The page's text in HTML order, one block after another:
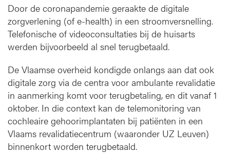
Door de coronapandemie geraakte de digitale
zorgverlening (of e-health) in een stroomversnelling.
Telefonische of videoconsultaties bij de huisarts
werden bijvoorbeeld al snel terugbetaald.
De Vlaamse overheid kondigde onlangs aan dat ook
digitale zorg via de centra voor ambulante revalidatie
in aanmerking komt voor terugbetaling, en dit vanaf 1
oktober. In die context kan de telemonitoring van
cochleaire gehoorimplantaten bij patiënten in een
Vlaams revalidatiecentrum (waaronder UZ Leuven)
binnenkort worden terugbetaald.